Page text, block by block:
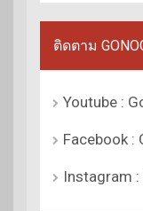
ติดตาม
Youtube :
Facebook :
Instagram :